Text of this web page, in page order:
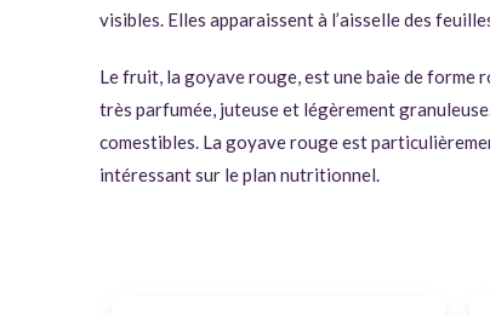
visibles. Elles apparaissent à l’aisselle des
Le fruit, la goyave rouge, est une baie de forme
très parfumée, juteuse et légèrement
comestibles. La goyave rouge est
intéressant sur le plan nutritionnel.